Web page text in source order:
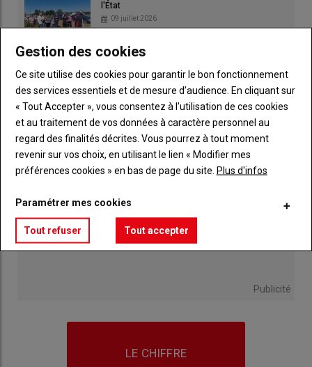
l'État
09 juillet 2026
Face à la crise fourragère, l'élevage laitier
30 juillet 2026
Publicité
LE CHIFFRE
Gestion des cookies
Ce site utilise des cookies pour garantir le bon fonctionnement
des services essentiels et de mesure d’audience. En cliquant sur
« Tout Accepter », vous consentez à l’utilisation de ces cookies
et au traitement de vos données à caractère personnel au
regard des finalités décrites. Vous pourrez à tout moment
revenir sur vos choix, en utilisant le lien « Modifier mes
préférences cookies » en bas de page du site. Plus d'infos
Paramétrer mes cookies
Tout refuser Tout accepter